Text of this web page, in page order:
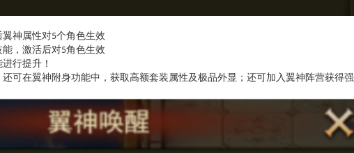
神属性对5个角色生效
，激活后对5角色生效
行提升！
可在翼神附身功能中，获取高额套装属性及极品外显；还可加入翼神阵营获得强